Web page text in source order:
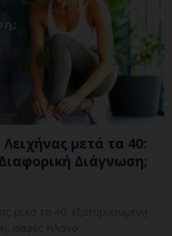
μετά τα 40:
Διάγνωση;
μετά τα 40: εξατομικευμένη
σαφές πλάνο